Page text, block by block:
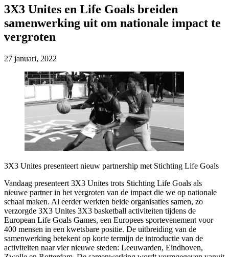
3X3 Unites en Life Goals breiden
samenwerking uit om nationale impact te
vergroten
27 januari, 2022
3X3 Unites presenteert nieuw partnership met Stichting Life Goals
Vandaag presenteert 3X3 Unites trots Stichting Life Goals als
nieuwe partner in het vergroten van de impact die we op nationale
schaal maken. Al eerder werkten beide organisaties samen, zo
verzorgde 3X3 Unites 3X3 basketball activiteiten tijdens de
European Life Goals Games, een Europees sportevenement voor
400 mensen in een kwetsbare positie. De uitbreiding van de
samenwerking betekent op korte termijn de introductie van de
activiteiten naar vier nieuwe steden: Leeuwarden, Eindhoven,